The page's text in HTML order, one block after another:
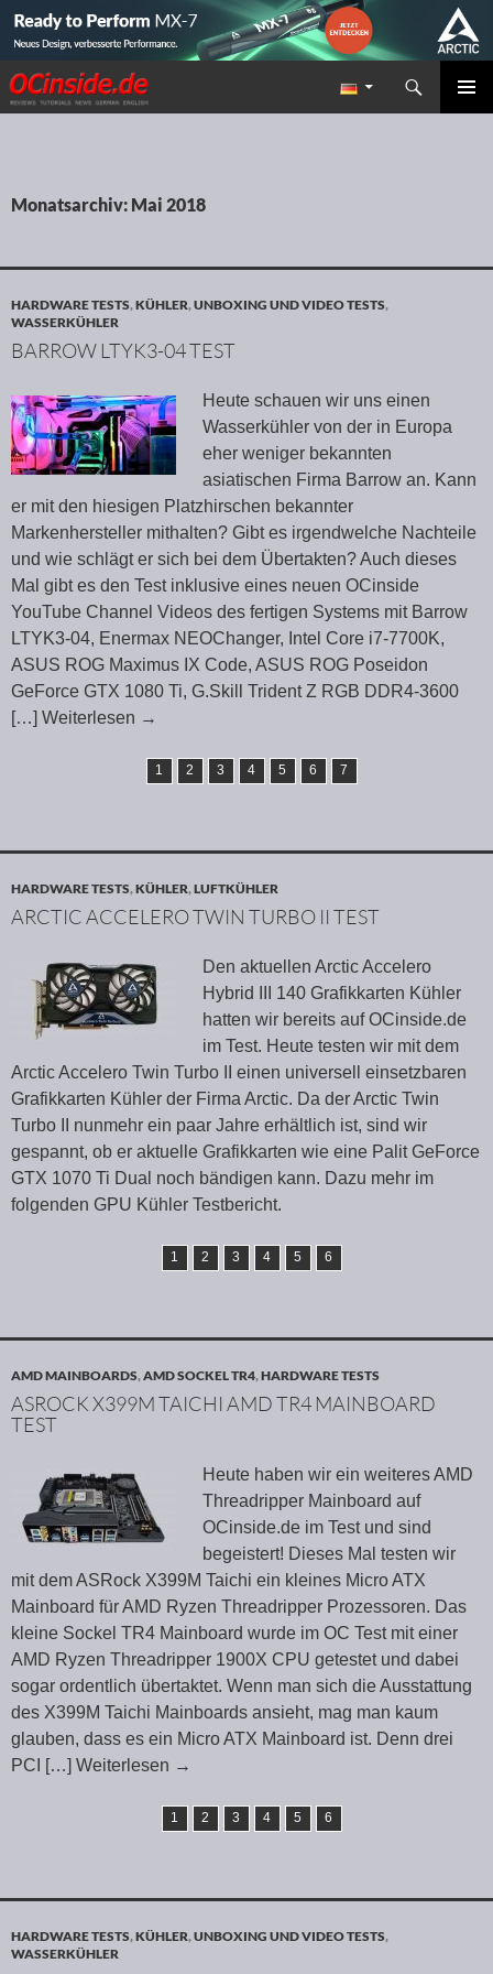
Redaktion ocinside.de PC Hardware Portal
Suchen
ZUM INHALT SPRINGEN
Monatsarchiv: Mai 2018
HARDWARE TESTS,KÜHLER,UNBOXING UND VIDEO TESTS,
WASSERKÜHLER
BARROW LTYK3-04 TEST
Heute schauen wir uns einen
Wasserkühler von der in Europa
eher weniger bekannten
asiatischen Firma Barrow an. Kann
er mit den hiesigen Platzhirschen bekannter
Markenhersteller mithalten? Gibt es irgendwelche Nachteile
und wie schlägt er sich bei dem Übertakten? Auch dieses
Mal gibt es den Test inklusive eines neuen OCinside
YouTube Channel Videos des fertigen Systems mit Barrow
LTYK3-04, Enermax NEOChanger, Intel Core i7-7700K,
ASUS ROG Maximus IX Code, ASUS ROG Poseidon
GeForce GTX 1080 Ti, G.Skill Trident Z RGB DDR4-3600
[…] Weiterlesen →
1 2 3 4 5 6 7
HARDWARE TESTS,KÜHLER,LUFTKÜHLER
ARCTIC ACCELERO TWIN TURBO II TEST
Den aktuellen Arctic Accelero
Hybrid III 140 Grafikkarten Kühler
hatten wir bereits auf OCinside.de
im Test. Heute testen wir mit dem
Arctic Accelero Twin Turbo II einen universell einsetzbaren
Grafikkarten Kühler der Firma Arctic. Da der Arctic Twin
Turbo II nunmehr ein paar Jahre erhältlich ist, sind wir
gespannt, ob er aktuelle Grafikkarten wie eine Palit GeForce
GTX 1070 Ti Dual noch bändigen kann. Dazu mehr im
folgenden GPU Kühler Testbericht.
1 2 3 4 5 6
AMD MAINBOARDS,AMD SOCKEL TR4,HARDWARE TESTS
ASROCK X399M TAICHI AMD TR4 MAINBOARD
TEST
Heute haben wir ein weiteres AMD
Threadripper Mainboard auf
OCinside.de im Test und sind
begeistert! Dieses Mal testen wir
mit dem ASRock X399M Taichi ein kleines Micro ATX
Mainboard für AMD Ryzen Threadripper Prozessoren. Das
kleine Sockel TR4 Mainboard wurde im OC Test mit einer
AMD Ryzen Threadripper 1900X CPU getestet und dabei
sogar ordentlich übertaktet. Wenn man sich die Ausstattung
des X399M Taichi Mainboards ansieht, mag man kaum
glauben, dass es ein Micro ATX Mainboard ist. Denn drei
PCI
[…] Weiterlesen →
1 2 3 4 5 6
HARDWARE TESTS,KÜHLER,UNBOXING UND VIDEO TESTS,
WASSERKÜHLER